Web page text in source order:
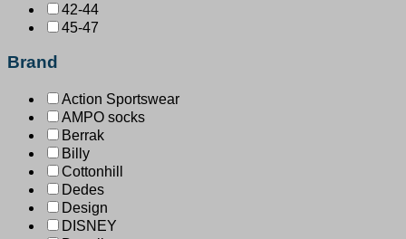
42-44
45-47
Brand
Action Sportswear
AMPO socks
Berrak
Billy
Cottonhill
Dedes
Design
DISNEY